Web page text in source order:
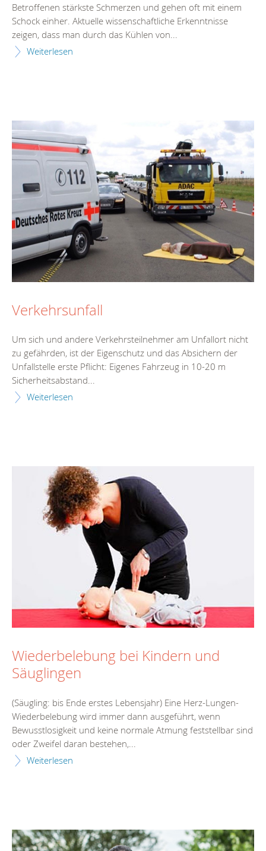
Betroffenen stärkste Schmerzen und gehen oft mit einem
Schock einher. Aktuelle wissenschaftliche Erkenntnisse
zeigen, dass man durch das Kühlen von...
Weiterlesen
Verkehrsunfall
Um sich und andere Verkehrsteilnehmer am Unfallort nicht
zu gefährden, ist der Eigenschutz und das Absichern der
Unfallstelle erste Pflicht: Eigenes Fahrzeug in 10-20 m
Sicherheitsabstand...
Weiterlesen
Wiederbelebung bei Kindern und
Säuglingen
(Säugling: bis Ende erstes Lebensjahr) Eine Herz-Lungen-
Wiederbelebung wird immer dann ausgeführt, wenn
Bewusstlosigkeit und keine normale Atmung feststellbar sind
oder Zweifel daran bestehen,...
Weiterlesen